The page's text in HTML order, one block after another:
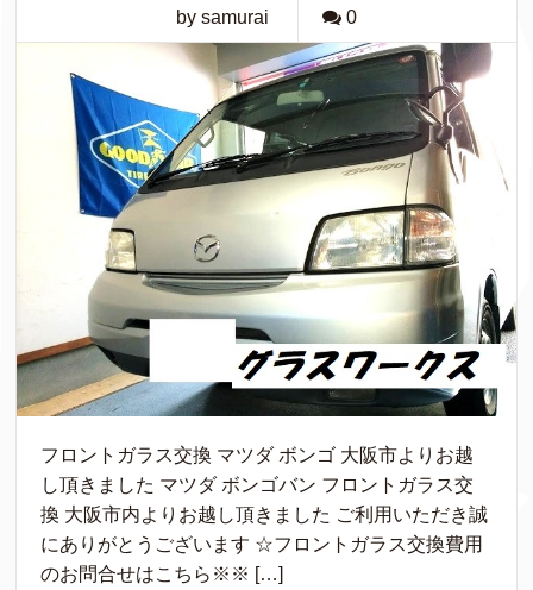
by samurai 0
フロントガラス交換 マツダ ボンゴ 大阪市よりお越
し頂きました マツダ ボンゴバン フロントガラス交
換 大阪市内よりお越し頂きました ご利用いただき誠
にありがとうございます ☆フロントガラス交換費用
のお問合せはこちら※※ […]